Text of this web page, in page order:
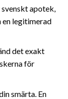
apotek,
legitimerad
det exakt
för
smärta. En